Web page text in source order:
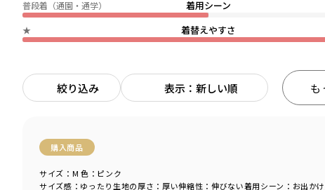
着用シーン
普段着（通園・通学）
着替えやすさ
★
絞り込み 表示：新しい順 も
購入商品
サイズ感 ：ゆったり 生地の厚さ ：厚い伸縮性 ：伸びない着用シーン ：お出か
サイズ：M 色：ピンク